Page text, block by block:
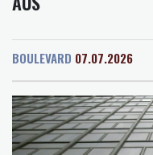
Salzburg
32 °C
Ostchina auf Land
Verkehrsminister Bilger
Bericht: Trotz Sanierung
und Berlin pünktlich
FC Bayern: Kompany
BOULEVARD 07.07.2026